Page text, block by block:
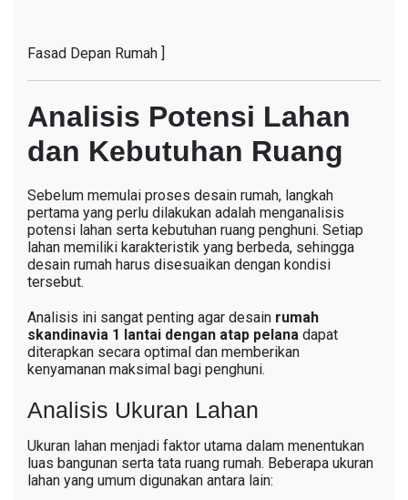
Fasad Depan Rumah ]
Analisis Potensi Lahan
dan Kebutuhan Ruang
Sebelum memulai proses desain rumah, langkah
pertama yang perlu dilakukan adalah menganalisis
potensi lahan serta kebutuhan ruang penghuni. Setiap
lahan memiliki karakteristik yang berbeda, sehingga
desain rumah harus disesuaikan dengan kondisi
tersebut.
Analisis ini sangat penting agar desain rumah
skandinavia 1 lantai dengan atap pelana dapat
diterapkan secara optimal dan memberikan
kenyamanan maksimal bagi penghuni.
Analisis Ukuran Lahan
Ukuran lahan menjadi faktor utama dalam menentukan
luas bangunan serta tata ruang rumah. Beberapa ukuran
lahan yang umum digunakan antara lain: